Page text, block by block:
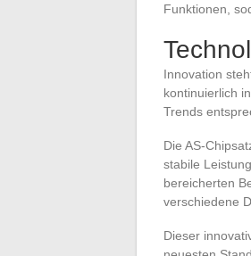
Funktionen,
Innovation
kontinuierlich
Trends
Die AS-
stabile
bereicherten
verschiedene
Dieser